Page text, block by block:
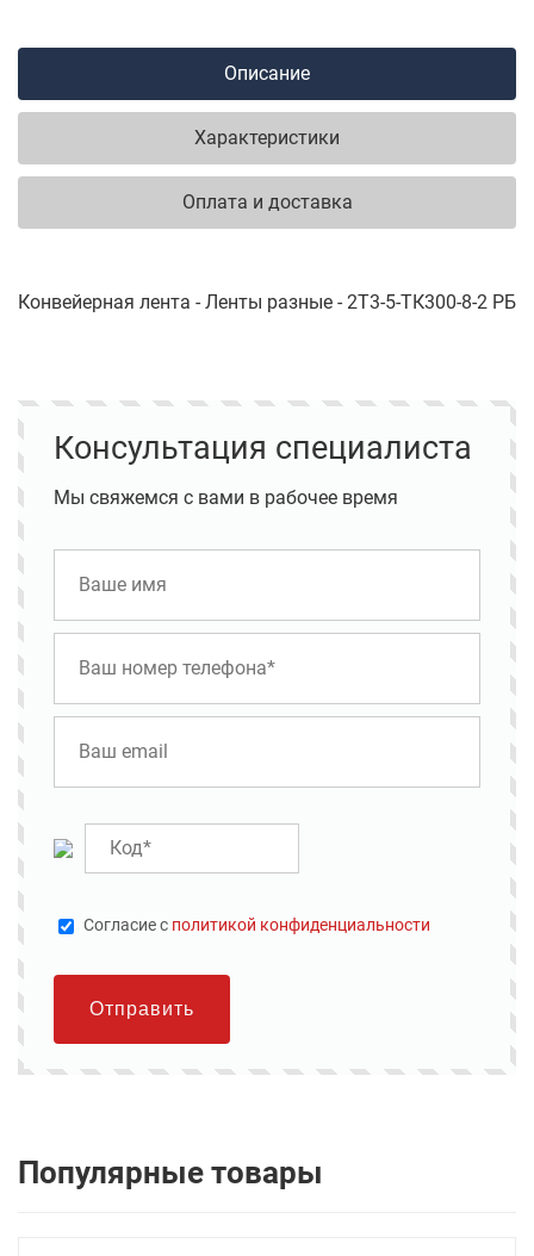
Описание
Характеристики
Оплата и доставка
Конвейерная лента - Ленты разные - 2Т3-5-ТК300-8-2 РБ
Консультация специалиста
Мы свяжемся с вами в рабочее время
Cогласие с политикой конфиденциальности
Отправить
Популярные товары